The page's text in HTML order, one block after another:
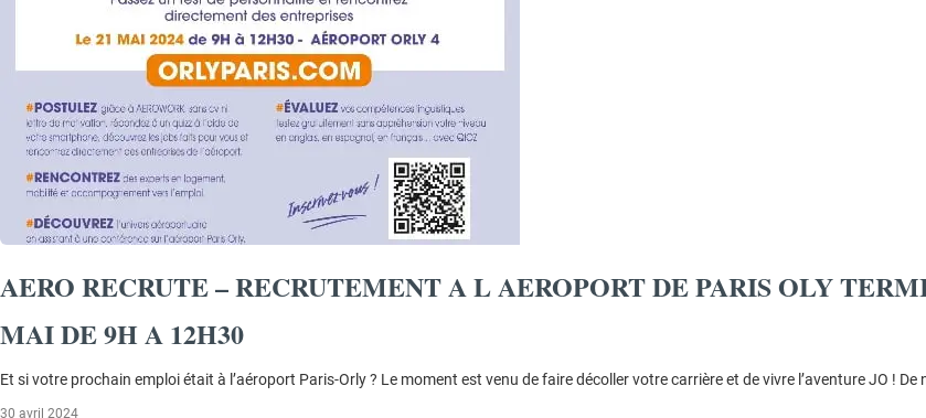
AERO RECRUTE – RECRUTEMENT A L AEROPORT DE PARIS OLY
MAI DE 9H A 12H30
Et si votre prochain emploi était à l’aéroport Paris-Orly ? Le moment est venu de faire décoller votre carrière et de vivre l’aventure JO ! De
30 avril 2024